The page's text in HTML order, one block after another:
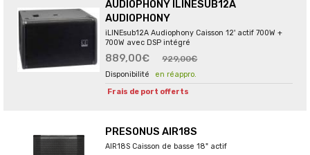
AUDIOPHONY ILINESUB12A
AUDIOPHONY
iLINEsub12A Audiophony Caisson 12' actif 700W +
700W avec DSP intégré
889,00€ 929,00€
en réappro.
Frais de port offerts
PRESONUS AIR18S
AIR18S Caisson de basse 18" actif